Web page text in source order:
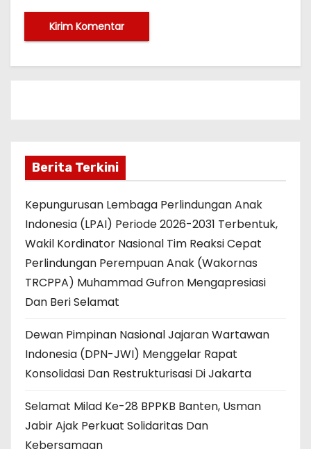
Berita Terkini
Kepungurusan Lembaga Perlindungan Anak
Indonesia (LPAI) Periode 2026-2031 Terbentuk,
Wakil Kordinator Nasional Tim Reaksi Cepat
Perlindungan Perempuan Anak (Wakornas
TRCPPA) Muhammad Gufron Mengapresiasi
Dan Beri Selamat
Dewan Pimpinan Nasional Jajaran Wartawan
Indonesia (DPN-JWI) Menggelar Rapat
Konsolidasi Dan Restrukturisasi Di Jakarta
Selamat Milad Ke-28 BPPKB Banten, Usman
Jabir Ajak Perkuat Solidaritas Dan
Kebersamaan